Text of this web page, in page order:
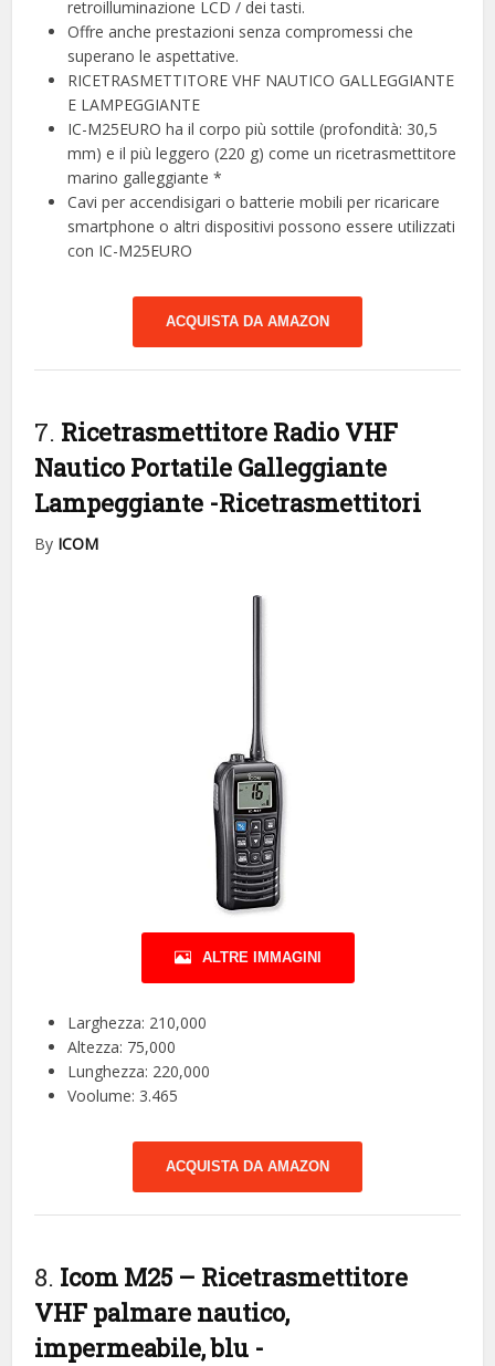
retroilluminazione LCD / dei tasti.
Offre anche prestazioni senza compromessi che
superano le aspettative.
RICETRASMETTITORE VHF NAUTICO GALLEGGIANTE
E LAMPEGGIANTE
IC-M25EURO ha il corpo più sottile (profondità: 30,5
mm) e il più leggero (220 g) come un ricetrasmettitore
marino galleggiante *
Cavi per accendisigari o batterie mobili per ricaricare
smartphone o altri dispositivi possono essere utilizzati
con IC-M25EURO
ACQUISTA DA AMAZON
7. Ricetrasmettitore Radio VHF
Nautico Portatile Galleggiante
Lampeggiante -Ricetrasmettitori
By ICOM
ALTRE IMMAGINI
Larghezza: 210,000
Altezza: 75,000
Lunghezza: 220,000
Voolume: 3.465
ACQUISTA DA AMAZON
8. Icom M25 – Ricetrasmettitore
VHF palmare nautico,
impermeabile, blu -